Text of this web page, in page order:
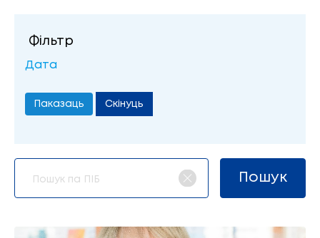
Фільтр
Дата
Скінуць